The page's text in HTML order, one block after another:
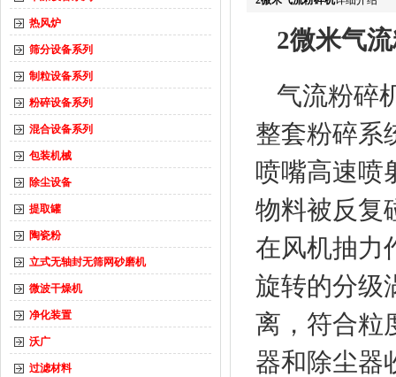
热风炉
筛分设备系列
制粒设备系列
粉碎设备系列
混合设备系列
包装机械
除尘设备
提取罐
陶瓷粉
立式无轴封无筛网砂磨机
微波干燥机
净化装置
沃广
过滤材料
2微米气
气流粉碎
整套粉碎系
喷嘴高速喷
物料被反复
在风机抽力
旋转的分级
离，符合粒
器和除尘器